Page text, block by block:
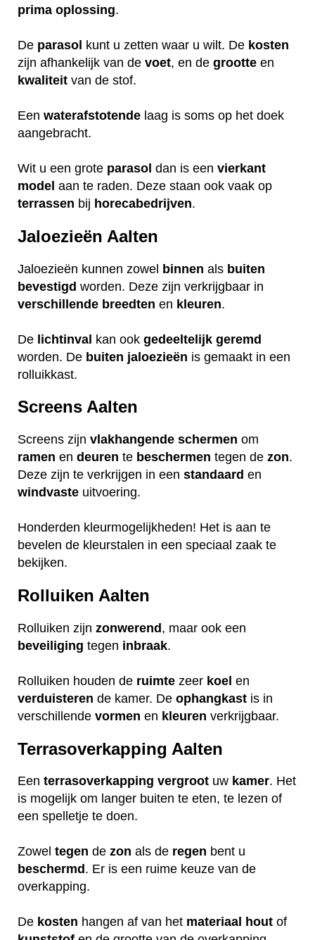
prima oplossing.
De parasol kunt u zetten waar u wilt. De kosten
zijn afhankelijk van de voet, en de grootte en
kwaliteit van de stof.
Een waterafstotende laag is soms op het doek
aangebracht.
Wit u een grote parasol dan is een vierkant
model aan te raden. Deze staan ook vaak op
terrassen bij horecabedrijven.
Jaloezieën Aalten
Jaloezieën kunnen zowel binnen als buiten
bevestigd worden. Deze zijn verkrijgbaar in
verschillende breedten en kleuren.
De lichtinval kan ook gedeeltelijk geremd
worden. De buiten jaloezieën is gemaakt in een
rolluikkast.
Screens Aalten
Screens zijn vlakhangende schermen om
ramen en deuren te beschermen tegen de zon.
Deze zijn te verkrijgen in een standaard en
windvaste uitvoering.
Honderden kleurmogelijkheden! Het is aan te
bevelen de kleurstalen in een speciaal zaak te
bekijken.
Rolluiken Aalten
Rolluiken zijn zonwerend, maar ook een
beveiliging tegen inbraak.
Rolluiken houden de ruimte zeer koel en
verduisteren de kamer. De ophangkast is in
verschillende vormen en kleuren verkrijgbaar.
Terrasoverkapping Aalten
Een terrasoverkapping vergroot uw kamer. Het
is mogelijk om langer buiten te eten, te lezen of
een spelletje te doen.
Zowel tegen de zon als de regen bent u
beschermd . Er is een ruime keuze van de
overkapping.
De kosten hangen af van het materiaal hout of